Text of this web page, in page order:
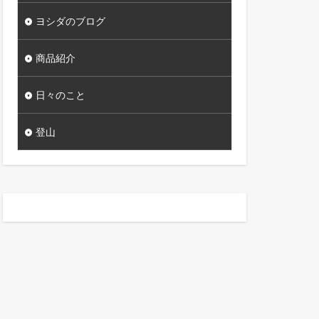
ヨシダのブログ
商品紹介
日々のこと
登山